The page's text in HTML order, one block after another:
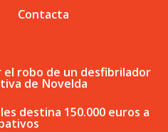
Contacta
robo de un desfibrilador
de Novelda
destina 150.000 euros a